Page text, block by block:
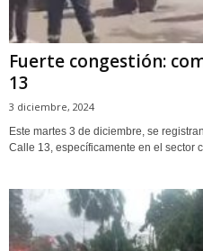
Fuerte congestión:
13
3 diciembre, 2024
Este martes 3 de diciembre, se
Calle 13, específicamente en el sector